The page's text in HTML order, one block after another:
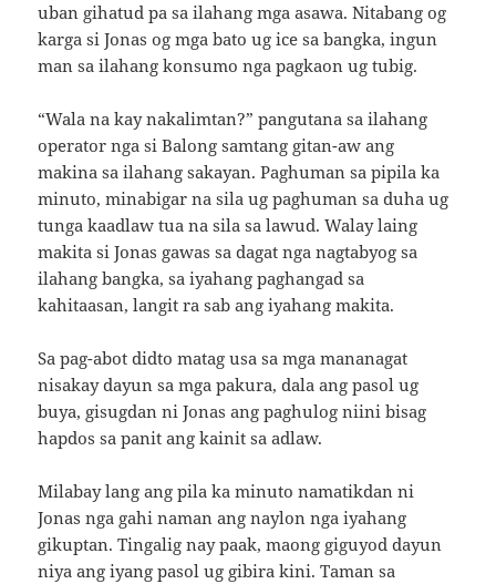
uban gihatud pa sa ilahang mga asawa. Nitabang og
karga si Jonas og mga bato ug ice sa bangka, ingun
man sa ilahang konsumo nga pagkaon ug tubig.
“Wala na kay nakalimtan?” pangutana sa ilahang
operator nga si Balong samtang gitan-aw ang
makina sa ilahang sakayan. Paghuman sa pipila ka
minuto, minabigar na sila ug paghuman sa duha ug
tunga kaadlaw tua na sila sa lawud. Walay laing
makita si Jonas gawas sa dagat nga nagtabyog sa
ilahang bangka, sa iyahang paghangad sa
kahitaasan, langit ra sab ang iyahang makita.
Sa pag-abot didto matag usa sa mga mananagat
nisakay dayun sa mga pakura, dala ang pasol ug
buya, gisugdan ni Jonas ang paghulog niini bisag
hapdos sa panit ang kainit sa adlaw.
Milabay lang ang pila ka minuto namatikdan ni
Jonas nga gahi naman ang naylon nga iyahang
gikuptan. Tingalig nay paak, maong giguyod dayun
niya ang iyang pasol ug gibira kini. Taman sa